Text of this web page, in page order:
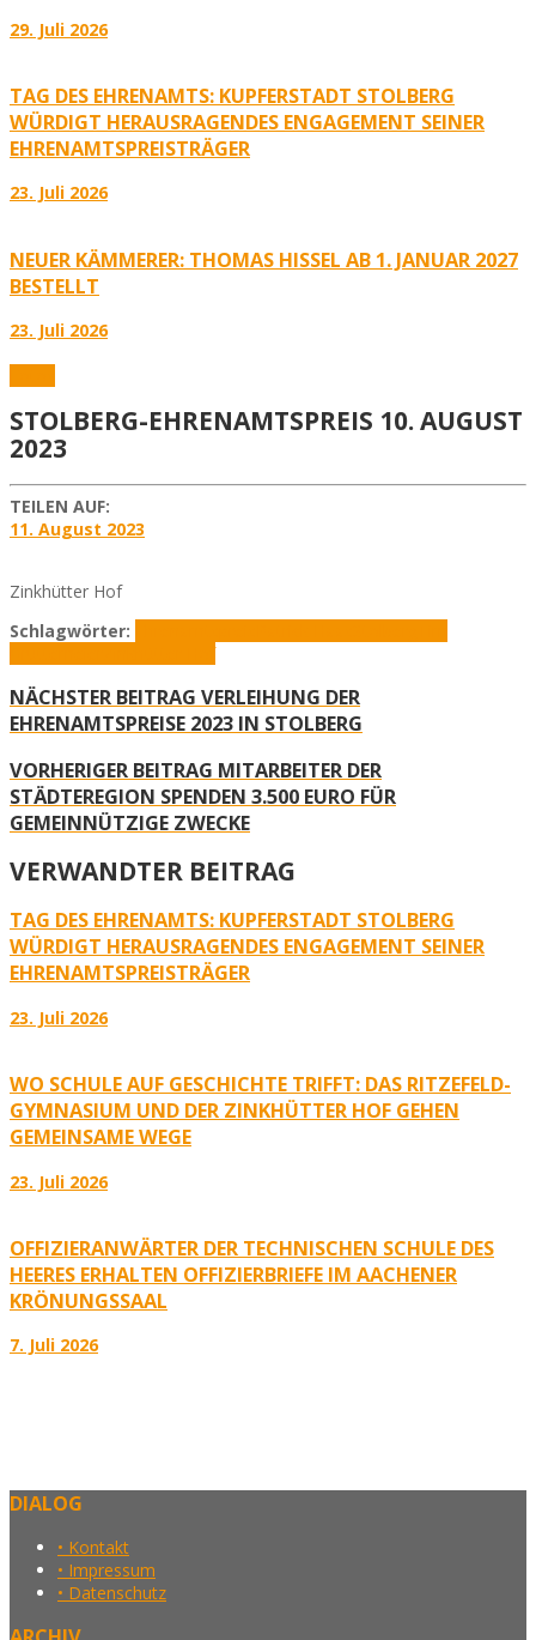
29. Juli 2026
TAG DES EHRENAMTS: KUPFERSTADT STOLBERG
WÜRDIGT HERAUSRAGENDES ENGAGEMENT SEINER
EHRENAMTSPREISTRÄGER
23. Juli 2026
NEUER KÄMMERER: THOMAS HISSEL AB 1. JANUAR 2027
BESTELLT
23. Juli 2026
STOLBERG-EHRENAMTSPREIS 10. AUGUST
2023
TEILEN AUF:
11. August 2023
Zinkhütter Hof
Schlagwörter:
NÄCHSTER BEITRAG VERLEIHUNG DER
EHRENAMTSPREISE 2023 IN STOLBERG
VORHERIGER BEITRAG MITARBEITER DER
STÄDTEREGION SPENDEN 3.500 EURO FÜR
GEMEINNÜTZIGE ZWECKE
VERWANDTER BEITRAG
TAG DES EHRENAMTS: KUPFERSTADT STOLBERG
WÜRDIGT HERAUSRAGENDES ENGAGEMENT SEINER
EHRENAMTSPREISTRÄGER
23. Juli 2026
WO SCHULE AUF GESCHICHTE TRIFFT: DAS RITZEFELD-
GYMNASIUM UND DER ZINKHÜTTER HOF GEHEN
GEMEINSAME WEGE
23. Juli 2026
OFFIZIERANWÄRTER DER TECHNISCHEN SCHULE DES
HEERES ERHALTEN OFFIZIERBRIEFE IM AACHENER
KRÖNUNGSSAAL
7. Juli 2026
DIALOG
• Kontakt
• Impressum
• Datenschutz